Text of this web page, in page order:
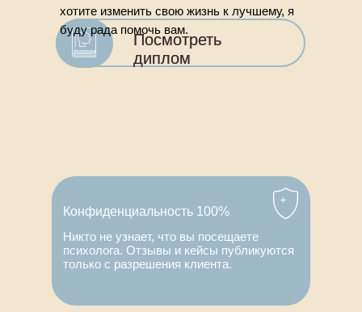
Посмотреть
диплом
Посмотреть
диплом
хотите изменить свою жизнь к лучшему, я
буду рада помочь вам.
Конфиденциальность 100%
Никто не узнает, что вы посещаете
психолога. Отзывы и кейсы публикуются
только с разрешения клиента.